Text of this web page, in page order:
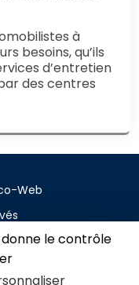
donne le contrôle
à
besoins, qu’ils
d’entretien
des centres
Web